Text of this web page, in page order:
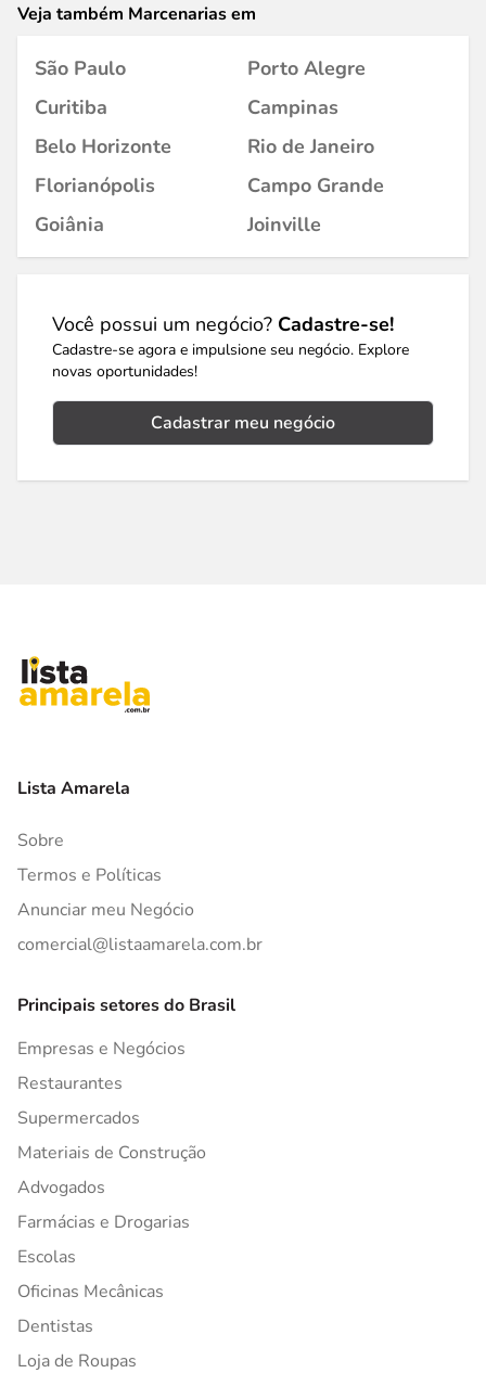
Veja também Marcenarias em
São Paulo
Porto Alegre
Curitiba
Campinas
Belo Horizonte
Rio de Janeiro
Florianópolis
Campo Grande
Goiânia
Joinville
Você possui um negócio? Cadastre-se!
Cadastre-se agora e impulsione seu negócio. Explore
novas oportunidades!
Cadastrar meu negócio
Lista Amarela
Sobre
Termos e Políticas
Anunciar meu Negócio
comercial@listaamarela.com.br
Principais setores do Brasil
Empresas e Negócios
Restaurantes
Supermercados
Materiais de Construção
Advogados
Farmácias e Drogarias
Escolas
Oficinas Mecânicas
Dentistas
Loja de Roupas